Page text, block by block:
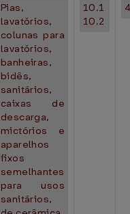
Pias,
lavatórios,
colunas para
lavatórios,
banheiras,
bidês,
sanitários,
caixas de
descarga,
mictórios e
aparelhos
fixos
semelhantes
para usos
sanitários,
10.1
10.2